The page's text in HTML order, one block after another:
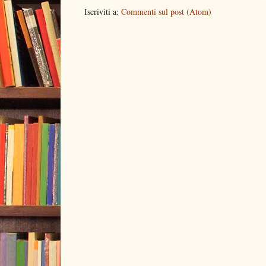
Iscriviti a: Commenti sul post (Atom)